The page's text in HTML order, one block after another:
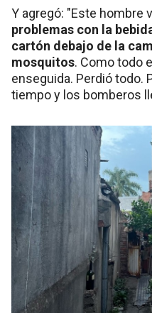
Y agregó: "Este hombre
problemas con la
cartón debajo de la
mosquitos. Como todo
enseguida. Perdió todo.
tiempo y los bomberos